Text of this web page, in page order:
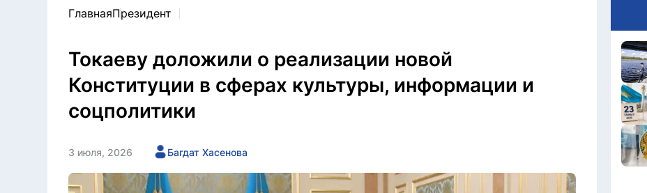
Этический кодекс
ГлавнаяПрезидент
Токаеву доложили о реализации новой
Конституции в сферах культуры, информации и
соцполитики
3 июля, 2026 Багдат Хасенова